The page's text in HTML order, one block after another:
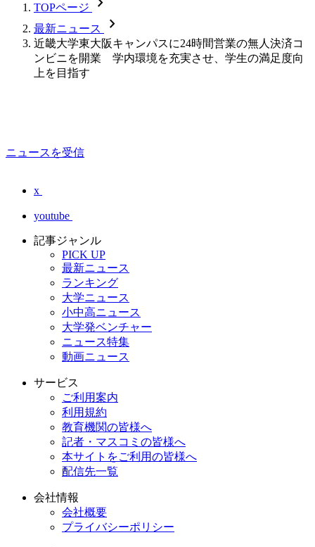
TOPページ
最新ニュース chevron_forward
近畿大学東大阪キャンパスに24時間営業の無人決済コ
ンビニを開業 学内環境を充実させ、学生の満足度向
上を目指す
ニュースを受信
x
youtube
記事ジャンル
PICK UP
最新ニュース
ランキング
大学ニュース
小中高ニュース
大学発ベンチャー
ニュース特集
動画ニュース
サービス
ご利用案内
利用規約
教育機関の皆様へ
記者・マスコミの皆様へ
本サイトをご利用の皆様へ
配信先一覧
会社情報
会社概要
プライバシーポリシー